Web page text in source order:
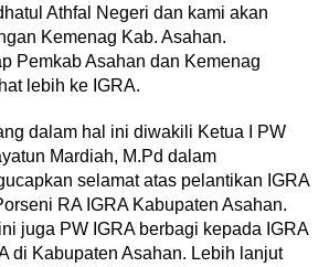
Athfal Negeri dan kami akan
Kemenag Kab. Asahan.
Pemkab Asahan dan Kemenag
lebih ke IGRA.
dalam hal ini diwakili Ketua I PW
Mardiah, M.Pd dalam
selamat atas pelantikan IGRA
RA IGRA Kabupaten Asahan.
juga PW IGRA berbagi kepada IGRA
di Kabupaten Asahan. Lebih lanjut